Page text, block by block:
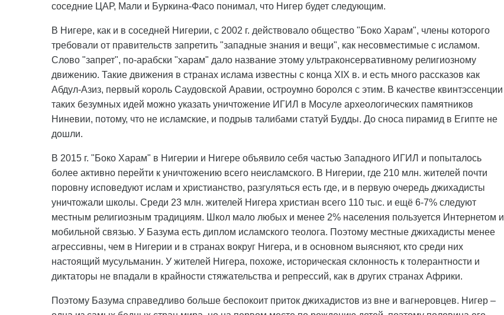
соседние ЦАР, Мали и Буркина-Фасо понимал, что Нигер будет следующим.
В Нигере, как и в соседней Нигерии, с 2002 г. действовало общество "Боко Харам", члены которого
требовали от правительств запретить "западные знания и вещи", как несовместимые с исламом.
Слово "запрет", по-арабски "харам" дало название этому ультраконсервативному религиозному
движению. Такие движения в странах ислама известны с конца XIX в. и есть много рассказов как
Абдул-Азиз, первый король Саудовской Аравии, остроумно боролся с этим. В качестве квинтэссенции
таких безумных идей можно указать уничтожение ИГИЛ в Мосуле археологических памятников
Ниневии, потому, что не исламские, и подрыв талибами статуй Будды. До сноса пирамид в Египте не
дошли.
В 2015 г. "Боко Харам" в Нигерии и Нигере объявило себя частью Западного ИГИЛ и попыталось
более активно перейти к уничтожению всего неисламского. В Нигерии, где 210 млн. жителей почти
поровну исповедуют ислам и христианство, разгуляться есть где, и в первую очередь джихадисты
уничтожали школы. Среди 23 млн. жителей Нигера христиан всего 110 тыс. и ещё 6-7% следуют
местным религиозным традициям. Школ мало любых и менее 2% населения пользуется Интернетом и
мобильной связью. У Базума есть диплом исламского теолога. Поэтому местные джихадисты менее
агрессивны, чем в Нигерии и в странах вокруг Нигера, и в основном выясняют, кто среди них
настоящий мусульманин. У жителей Нигера, похоже, историческая склонность к толерантности и
диктаторы не впадали в крайности стяжательства и репрессий, как в других странах Африки.
Поэтому Базума справедливо больше беспокоит приток джихадистов из вне и вагнеровцев. Нигер –